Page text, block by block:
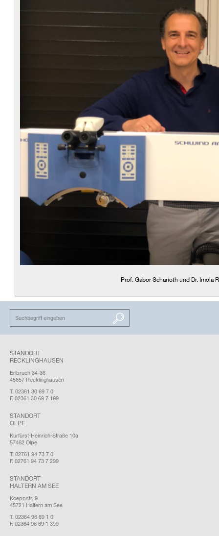
Prof. Gabor Scharioth und Dr. Imola
SUCHEN
STANDORT
RECKLINGHAUSEN
Erlbruch 34-36
45657 Recklinghausen
T. 02361 30 69 7 0
F. 02361 30 69 7 199
STANDORT
OLPE
Kurfürst-Heinrich-Straße 10a
57462 Olpe
T. 02761 94 73 7 0
F. 02761 94 73 7 299
STANDORT
HALTERN AM SEE
Koeppstr. 9
45721 Haltern am See
T. 02364 96 69 1 0
F. 02364 96 69 1 399